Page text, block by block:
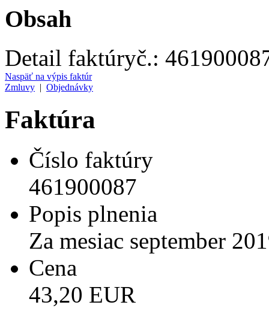
Obsah
Detail faktúryč.:
Naspäť na výpis faktúr
Zmluvy | Objednávky
Faktúra
Číslo faktúry
461900087
Popis plnenia
Za mesiac september
Cena
43,20 EUR